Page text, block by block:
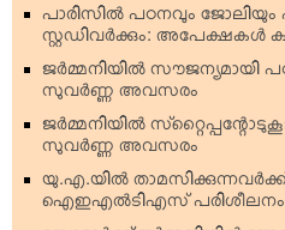
പാരിസില്‍ പഠനവും ജോലിയും
സ്റ്റഡിവര്‍ക്കും: അപേക്ഷകള്‍
ജര്‍മ്മനിയില്‍ സൗജന്യമായി
സുവര്‍ണ്ണ അവസരം
ജര്‍മ്മനിയില്‍
സുവര്‍ണ്ണ അവസരം
യു.എ.യില്‍
ഐഇഎല്‍ടിഎസ് പരിശീലനം